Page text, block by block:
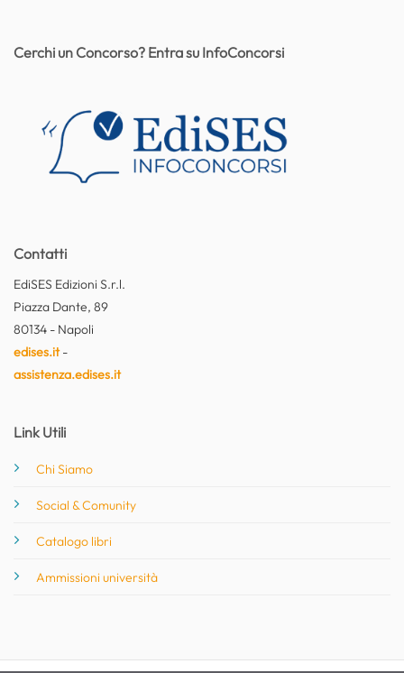
Contatti
EdiSES Edizioni S.r.l.
Piazza Dante, 89
80134 - Napoli
edises.it-
assistenza.edises.it
Link Utili
Chi Siamo
Social & Comunity
Catalogo libri
Ammissioni università
Cerchi un Concorso? Entra su InfoConcorsi